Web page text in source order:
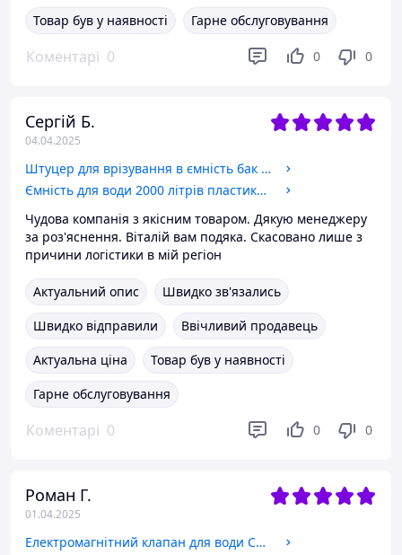
Товар був у наявності
Гарне обслуговування
Коментарі 0 0 0
Сергій Б.
04.04.2025
Штуцер для врізування в ємність бак 1 дюйма з підтискною контргайкою пластиковий. Врізка в бак, резервуар.
Ємність для води 2000 літрів пластикова. Пластикові бочки вертикальні дво- та одношарові. 2000 л. 2 куба.
Чудова компанія з якісним товаром. Дякую менеджеру
за роз'яснення. Віталій вам подяка. Скасовано лише з
причини логістики в мій регіон
Актуальний опис
Швидко зв'язались
Швидко відправили
Ввічливий продавець
Актуальна ціна
Товар був у наявності
Гарне обслуговування
Коментарі 0 0 0
Роман Г.
01.04.2025
Електромагнітний клапан для води CEME 5510, 1/8", НЗ, 2 мм, 90 °C, 220 В, нормально закритий, прямої дії.